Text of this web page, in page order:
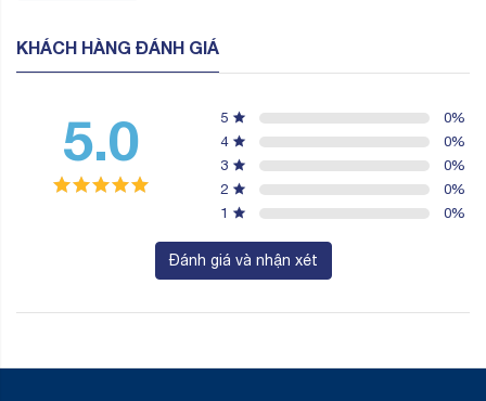
KHÁCH HÀNG ĐÁNH GIÁ
5.0 5 0%
4
0%
3
0%
2
0%
1
0%
Đánh giá và nhận xét